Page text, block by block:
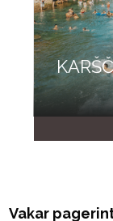
Vakar